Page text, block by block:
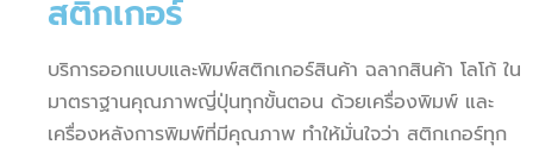
สติ๊กเกอร์
บริการออกแบบและพิมพ์สติกเกอร์สินค้า ฉลากสินค้า โลโก้ ใน
มาตราฐานคุณภาพญี่ปุ่นทุกขั้นตอน ด้วยเครื่องพิมพ์ และ
เครื่องหลังการพิมพ์ที่มีคุณภาพ ทำให้มั่นใจว่า สติกเกอร์ทุก